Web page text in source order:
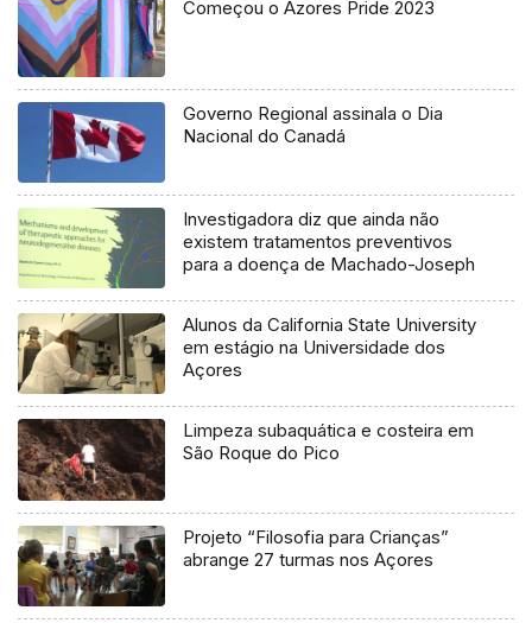
Começou o Azores Pride 2023
Governo Regional assinala o Dia
Nacional do Canadá
Investigadora diz que ainda não
existem tratamentos preventivos
para a doença de Machado-Joseph
Alunos da California State University
em estágio na Universidade dos
Açores
Limpeza subaquática e costeira em
São Roque do Pico
Projeto “Filosofia para Crianças”
abrange 27 turmas nos Açores